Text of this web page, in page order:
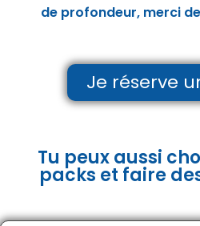
de profondeur, merci
Je réserve
Tu peux aussi
packs et faire